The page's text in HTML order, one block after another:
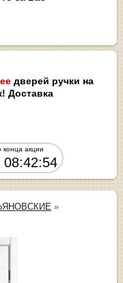
дверей ручки на
Доставка
конца акции
08:42:54
»